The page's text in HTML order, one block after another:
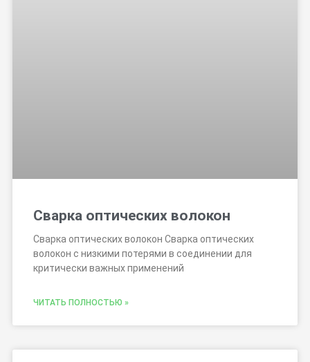
Сварка оптических волокон
Сварка оптических волокон Сварка оптических
волокон с низкими потерями в соединении для
критически важных применений
ЧИТАТЬ ПОЛНОСТЬЮ »